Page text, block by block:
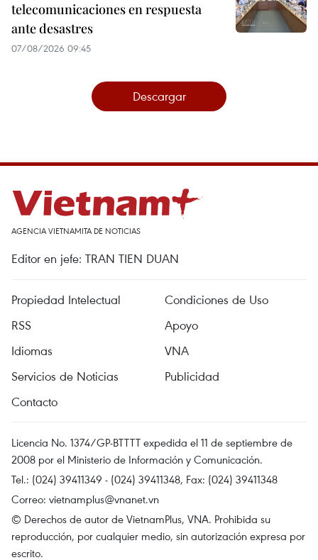
telecomunicaciones en respuesta
ante desastres
07/08/2026 09:45
Descargar
AGENCIA VIETNAMITA DE NOTICIAS
Editor en jefe: TRAN TIEN DUAN
Propiedad Intelectual
Condiciones de Uso
RSS
Apoyo
Idiomas
VNA
Servicios de Noticias
Publicidad
Contacto
Licencia No. 1374/GP-BTTTT expedida el 11 de septiembre de
2008 por el Ministerio de Información y Comunicación.
Tel.: (024) 39411349 - (024) 39411348, Fax: (024) 39411348
Correo: vietnamplus@vnanet.vn
© Derechos de autor de VietnamPlus, VNA. Prohibida su
reproducción, por cualquier medio, sin autorización expresa por
escrito.